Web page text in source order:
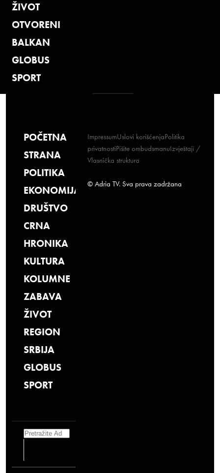
ŽIVOT
OTVORENI
BALKAN
GLOBUS
SPORT
POČETNA
STRANA
POLITIKA
EKONOMIJA
DRUŠTVO
CRNA
HRONIKA
KULTURA
KOLUMNE
ZABAVA
ŽIVOT
REGION
SRBIJA
GLOBUS
SPORT
Search
ImpressumUslovi korišćenjaPolitika
privatnostiPišite ombudsmanuIzvještaji /
Vlasnička struktura
© Adria TV. Sva prava zadržana